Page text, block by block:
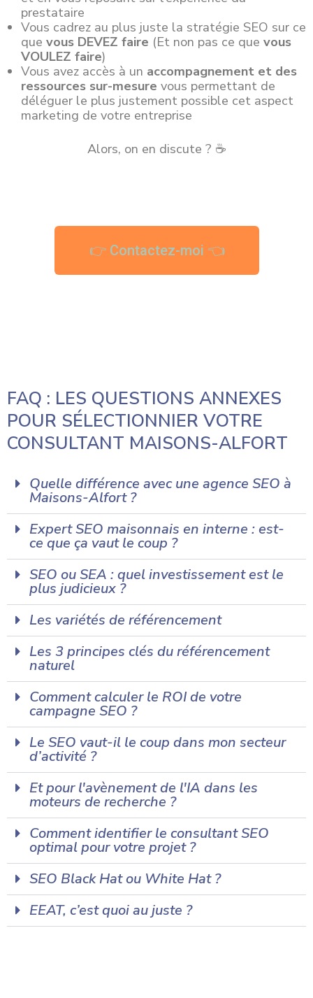
prestataire
Vous cadrez au plus juste la stratégie SEO sur ce
que vous DEVEZ faire (Et non pas ce que vous
VOULEZ faire)
Vous avez accès à un accompagnement et des
ressources sur-mesure vous permettant de
déléguer le plus justement possible cet aspect
marketing de votre entreprise
Alors, on en discute ? ☕
👉 Contactez-moi 👈
FAQ : LES QUESTIONS ANNEXES
POUR SÉLECTIONNIER VOTRE
CONSULTANT MAISONS-ALFORT
Quelle différence avec une agence SEO à
Maisons-Alfort ?
Expert SEO maisonnais en interne : est-
ce que ça vaut le coup ?
SEO ou SEA : quel investissement est le
plus judicieux ?
Les variétés de référencement
Les 3 principes clés du référencement
naturel
Comment calculer le ROI de votre
campagne SEO ?
Le SEO vaut-il le coup dans mon secteur
d’activité ?
Et pour l'avènement de l'IA dans les
moteurs de recherche ?
Comment identifier le consultant SEO
optimal pour votre projet ?
SEO Black Hat ou White Hat ?
EEAT, c’est quoi au juste ?